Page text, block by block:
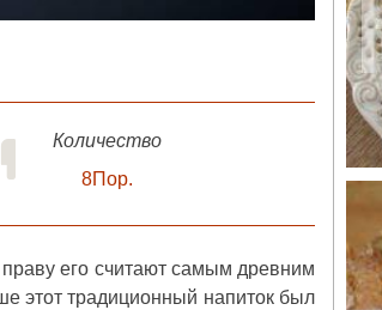
Количество
8Пор.
его считают самым древним
этот традиционный напиток был